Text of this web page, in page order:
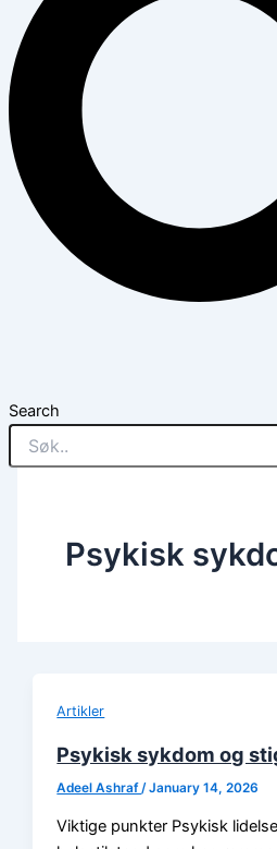
Search
Psykisk
Artikler
Psykisk sykdom og
Adeel Ashraf /January 14, 2026
Viktige punkter Psykisk